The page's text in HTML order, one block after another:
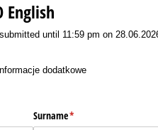
English
until 11:59 pm on
Informacje dodatkowe
Surname*
(wymagane)